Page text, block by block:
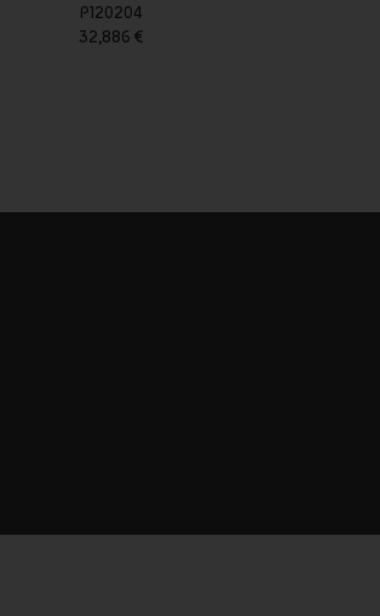
P120204
32,886 €